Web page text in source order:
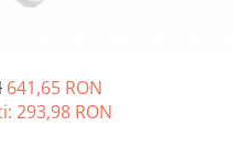
641,65 RON
293,98 RON